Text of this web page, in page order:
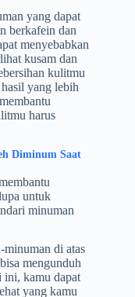
yang dapat
berkafein dan
menyebabkan
kusam dan
kulitmu
yang lebih
harus
Diminum Saat
untuk
minuman
di atas
mengunduh
ini, kamu dapat
yang kamu